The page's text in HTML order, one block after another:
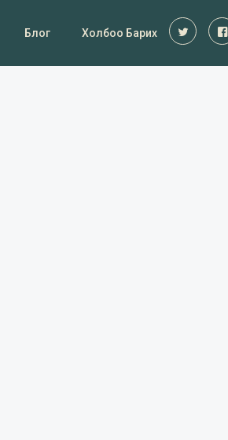
Блог Холбоо Барих